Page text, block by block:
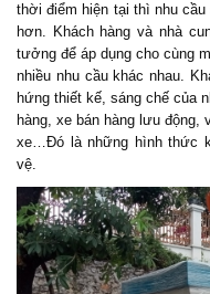
thời điểm hiện tại thì nhu
hơn. Khách hàng và nhà
tưởng để áp dụng cho cùng
nhiều nhu cầu khác nhau.
hứng thiết kế, sáng chế của
hàng, xe bán hàng lưu
xe…Đó là những hình thức
vệ.